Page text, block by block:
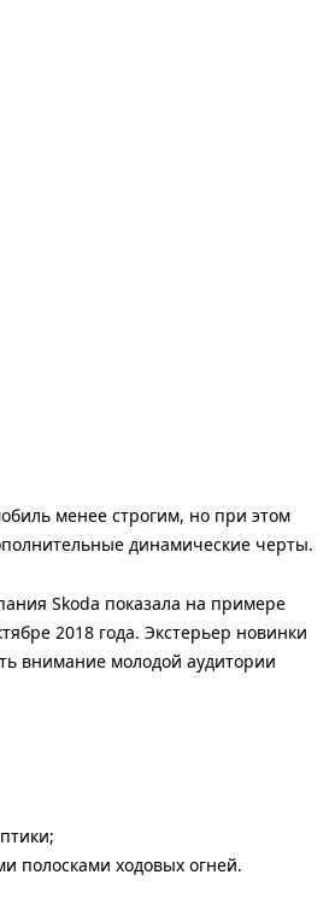
менее строгим, но при этом
динамические черты.
Skoda показала на примере
2018 года. Экстерьер новинки
внимание молодой аудитории
полосками ходовых огней.